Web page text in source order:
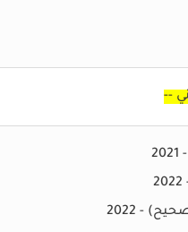
--
2021 -
2022
2022 -